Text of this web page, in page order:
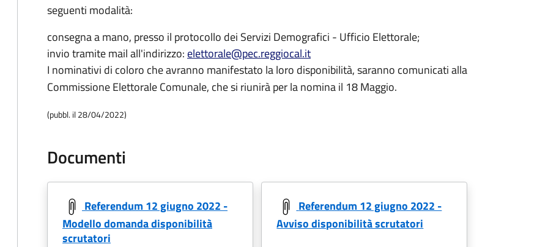
seguenti modalità:
consegna a mano, presso il protocollo dei Servizi Demografici - Ufficio Elettorale;
invio tramite mail all'indirizzo: elettorale@pec.reggiocal.it
I nominativi di coloro che avranno manifestato la loro disponibilità, saranno comunicati alla
Commissione Elettorale Comunale, che si riunirà per la nomina il 18 Maggio.
(pubbl. il 28/04/2022)
Documenti
Referendum 12 giugno 2022 -
Modello domanda disponibilità
scrutatori
Referendum 12 giugno 2022 -
Avviso disponibilità scrutatori